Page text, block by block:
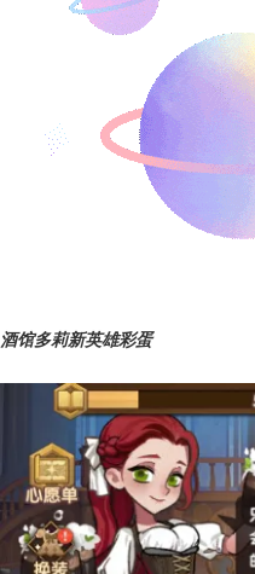
酒馆多莉新英雄彩蛋